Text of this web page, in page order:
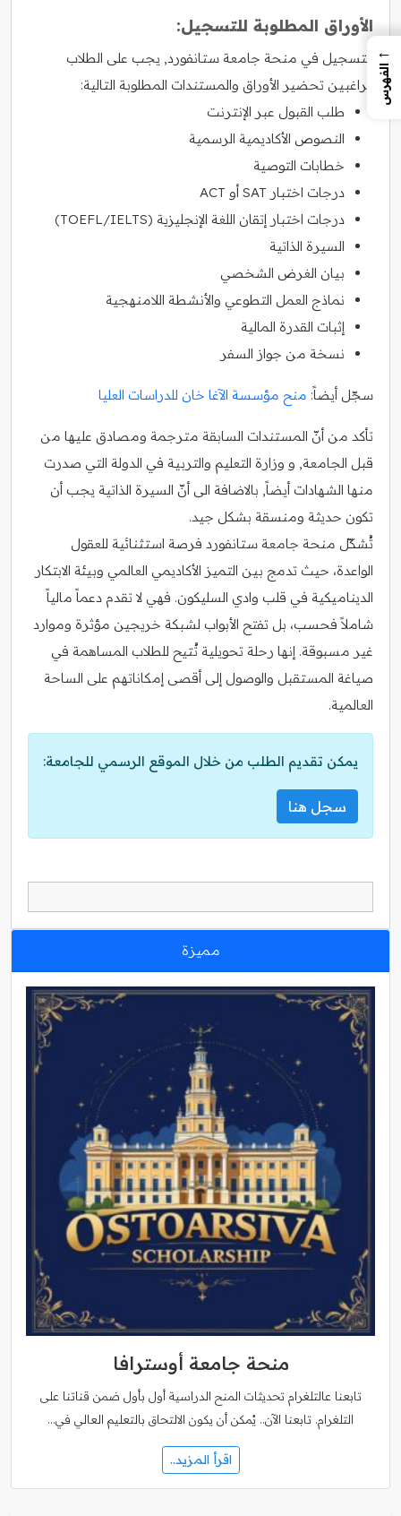
الأوراق المطلوبة للتسجيل:
للتسجيل في منحة جامعة ستانفورد, يجب على الطلاب
الراغبين تحضير الأوراق والمستندات المطلوبة التالية:
طلب القبول عبر الإنترنت
النصوص الأكاديمية الرسمية
خطابات التوصية
درجات اختبار SAT أو ACT
درجات اختبار إتقان اللغة الإنجليزية (TOEFL/IELTS)
السيرة الذاتية
بيان الغرض الشخصي
نماذج العمل التطوعي والأنشطة اللامنهجية
إثبات القدرة المالية
نسخة من جواز السفر
سجّل أيضاً: منح مؤسسة الآغا خان للدراسات العليا
تأكد من أنّ المستندات السابقة مترجمة ومصادق عليها من
قبل الجامعة, و وزارة التعليم والتربية في الدولة التي صدرت
منها الشهادات أيضاً, بالاضافة الى أنّ السيرة الذاتية يجب أن
تكون حديثة ومنسقة بشكل جيد.
تُشكّل منحة جامعة ستانفورد فرصة استثنائية للعقول
الواعدة، حيث تدمج بين التميز الأكاديمي العالمي وبيئة الابتكار
الديناميكية في قلب وادي السليكون. فهي لا تقدم دعماً مالياً
شاملاً فحسب، بل تفتح الأبواب لشبكة خريجين مؤثرة وموارد
غير مسبوقة. إنها رحلة تحويلية تُتيح للطلاب المساهمة في
صياغة المستقبل والوصول إلى أقصى إمكاناتهم على الساحة
العالمية.
يمكن تقديم الطلب من خلال الموقع الرسمي للجامعة:
سجل هنا
مميزة
منحة جامعة أوسترافا
تابعنا عالتلغرام تحديثات المنح الدراسية أول بأول ضمن قناتنا على
التلغرام. تابعنا الآن.. يُمكن أن يكون الالتحاق بالتعليم العالي في…
اقرأ المزيد..
←
الفهرس